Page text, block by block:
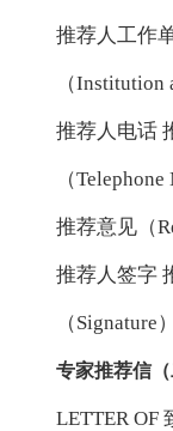
推荐人工作
（Institution
推荐人电话
（Telephone
推荐意见（
推荐人签字
（Signature）
专家推荐信（
LETTER OF 致